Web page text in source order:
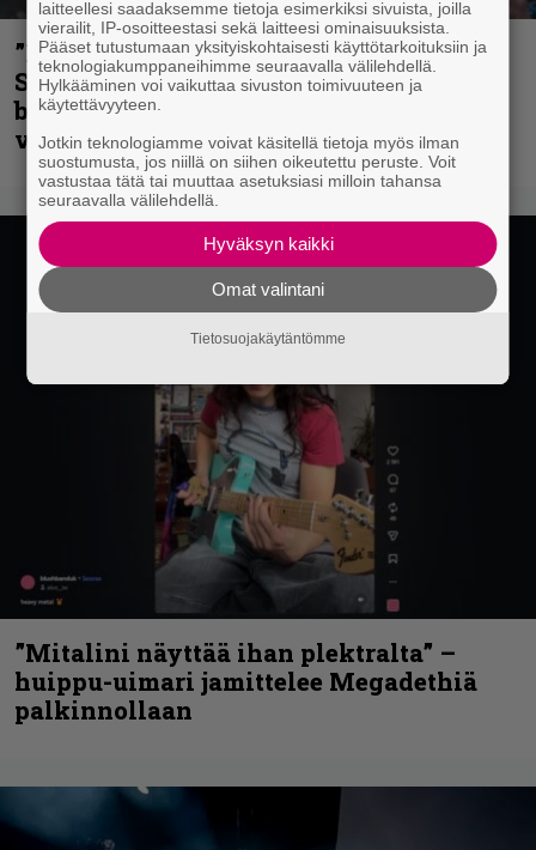
”He ovat tuoneet soittoon jotain uutta” –
Sepulturan Andreas Kisser nimeää
bändin, jonka riffit ovat tehneet
vaikutuksen
”Mitalini näyttää ihan plektralta” –
huippu-uimari jamittelee Megadethiä
palkinnollaan
laitteellesi saadaksemme tietoja esimerkiksi sivuista, joilla
vierailit, IP-osoitteestasi sekä laitteesi ominaisuuksista.
Pääset tutustumaan yksityiskohtaisesti käyttötarkoituksiin ja
teknologiakumppaneihimme seuraavalla välilehdellä.
Hylkääminen voi vaikuttaa sivuston toimivuuteen ja
käytettävyyteen.
Jotkin teknologiamme voivat käsitellä tietoja myös ilman
suostumusta, jos niillä on siihen oikeutettu peruste. Voit
vastustaa tätä tai muuttaa asetuksiasi milloin tahansa
seuraavalla välilehdellä.
Hyväksyn kaikki
Omat valintani
Tietosuojakäytäntömme